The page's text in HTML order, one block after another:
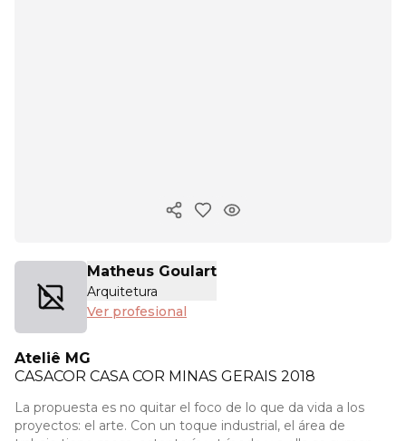
Copiar enlace
Matheus Goulart
Arquitetura
Ver profesional
Ateliê MG
CASACOR CASA COR MINAS GERAIS 2018
La propuesta es no quitar el foco de lo que da vida a los
proyectos: el arte. Con un toque industrial, el área de